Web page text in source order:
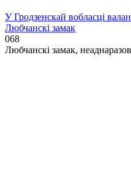
У Гродзенскай вобласці
Любчанскі замак
068
Любчанскі замак,